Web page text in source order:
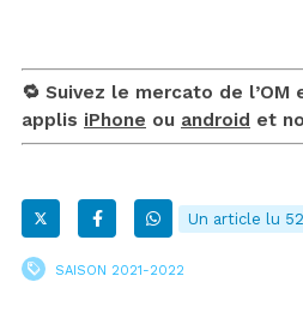
🔁 Suivez le mercato de l’OM
applis iPhone ou android et
Un article lu
SAISON 2021-2022